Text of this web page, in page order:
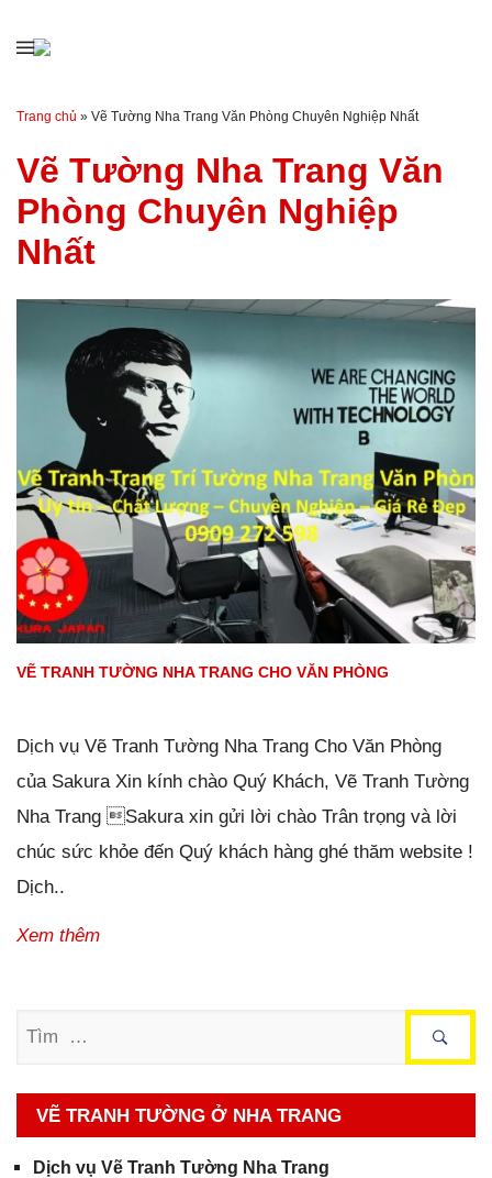
Trang chủ » Vẽ Tường Nha Trang Văn Phòng Chuyên Nghiệp Nhất
Vẽ Tường Nha Trang Văn
Phòng Chuyên Nghiệp
Nhất
VẼ TRANH TƯỜNG NHA TRANG CHO VĂN PHÒNG
Dịch vụ Vẽ Tranh Tường Nha Trang Cho Văn Phòng
của Sakura Xin kính chào Quý Khách, Vẽ Tranh Tường
Nha Trang Sakura xin gửi lời chào Trân trọng và lời
chúc sức khỏe đến Quý khách hàng ghé thăm website !
Dịch..
Xem thêm
VẼ TRANH TƯỜNG Ở NHA TRANG
Dịch vụ Vẽ Tranh Tường Nha Trang